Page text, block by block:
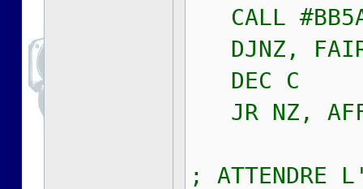
CALL
DJNZ,
DEC C
JR NZ,
; ATTENDRE